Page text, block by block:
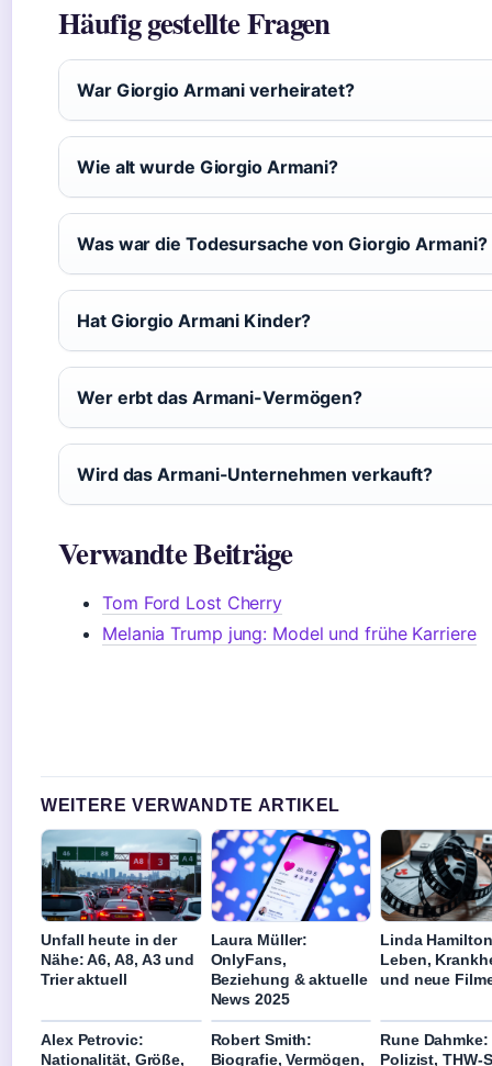
Häufig gestellte Fragen
War Giorgio Armani verheiratet?
Wie alt wurde Giorgio Armani?
Was war die Todesursache von Giorgio Armani?
Hat Giorgio Armani Kinder?
Wer erbt das Armani-Vermögen?
Wird das Armani-Unternehmen verkauft?
Verwandte Beiträge
Tom Ford Lost Cherry
Melania Trump jung: Model und frühe Karriere
WEITERE VERWANDTE ARTIKEL
Unfall heute in der
Nähe: A6, A8, A3 und
Trier aktuell
Laura Müller:
OnlyFans,
Beziehung & aktuelle
News 2025
Linda
Leben,
und neue
Alex Petrovic:
Nationalität, Größe,
Robert Smith:
Biografie, Vermögen,
Rune Dahmke:
Polizist, THW-